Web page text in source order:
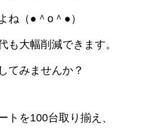
ね（●＾o＾●）
大幅削減できます。
てみませんか？
トを100台取り揃え、